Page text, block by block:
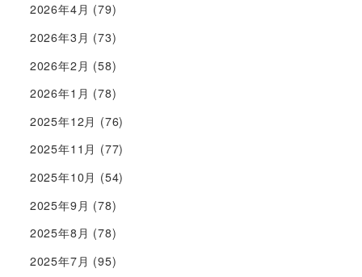
2026年4月 (79)
2026年3月 (73)
2026年2月 (58)
2026年1月 (78)
2025年12月 (76)
2025年11月 (77)
2025年10月 (54)
2025年9月 (78)
2025年8月 (78)
2025年7月 (95)